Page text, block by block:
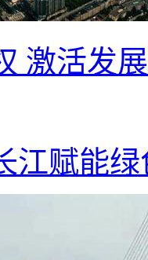
激活发
江赋能